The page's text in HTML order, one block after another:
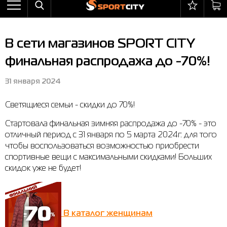
Назад
Брюки
Ветровки
Жилеты
Комбинезоны
Костюмы
Купальники
Куртки
Леггинсы
Майки
Платья
Назад
Кроссовки
Пляжная обувь
Полуботинки
Сандалии
Сапоги
Назад
Бейсболки и панамы
Бокс
Горнолыжный инвентарь
Мячи
Носки
Перчатки
Плавание
Рюкзаки
Сумки
Уходовые средства
Назад
Arena
Asics
Columbia
Evoids
Jack Wolfskin
Larum
New Balance
Puma
Radder
Назад
Бра
Брюки
Ветровки
Костюмы
Куртки
Леггинсы
Толстовки
Футболки
Ботинки
Кроссовки
Назад
Возврат и обмен
Гарантия на товары
Магазины
Контакт центр
Программа лояльности
Частые вопросы (FAQ)
Новости
Личный кабинет
В сети магазинов SPORT CITY
финальная распродажа до -70%!
31 января 2024
Светящиеся семьи - скидки до 70%!
Стартовала финальная зимняя распродажа до -70% - это
отличный период с 31 января по 5 марта 2024г. для того
чтобы воспользоваться возможностью приобрести
спортивные вещи с максимальными скидками! Больших
скидок уже не будет!
В каталог женщинам